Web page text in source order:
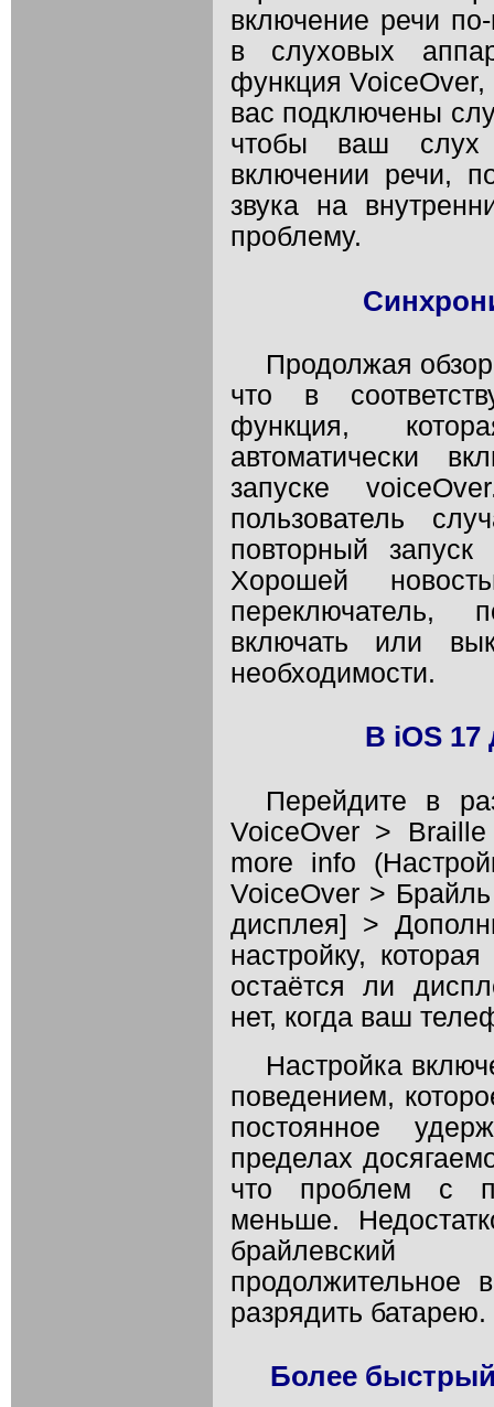
включение речи
в слуховых
функция
вас подключены
чтобы ваш слух
включении речи,
звука на
проблему.
Продолжая
что в
функция,
автоматически
запуске
пользователь
повторный
Хорошей
переключатель,
включать или
необходимости.
В iOS 17
Перейдите в
VoiceOver >
more info
VoiceOver >
дисплея] >
настройку,
остаётся ли
нет, когда ваш
Настройка
поведением,
постоянное
пределах
что проблем с
меньше.
брайлевский
продолжительное
разрядить батарею.
Более